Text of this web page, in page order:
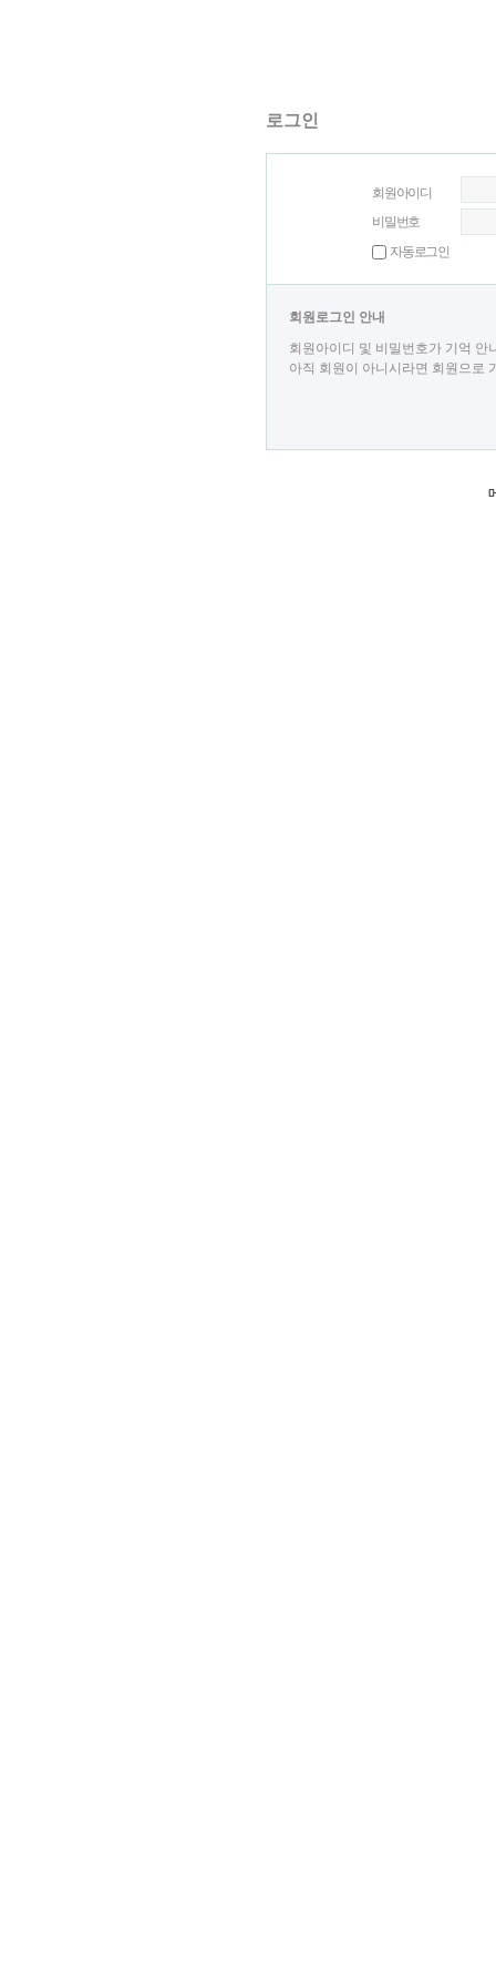
로그인
회원아이디
비밀번호
자동로그인
회원로그인 안내
회원아이디 및 비밀번호가 기억 안
아직 회원이 아니시라면 회원으로